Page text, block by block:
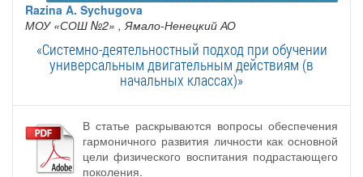
Razina A. Sychugova
МОУ «СОШ №2» , Ямало-Ненецкий АО
«Системно-деятельностный подход при обучении
универсальным двигательным действиям (в
начальных классах)»
В статье раскрываются вопросы обеспечения
гармоничного развития личности как основной
цели физического воспитания подрастающего
поколения.